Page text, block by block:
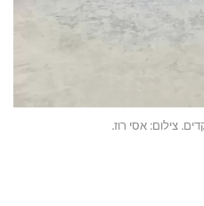
צילום: אסי רוז.